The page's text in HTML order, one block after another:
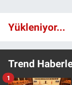
Yükleniyor...
Trend
1